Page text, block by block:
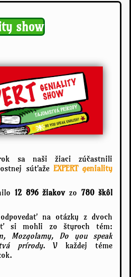
show
sa naši žiaci zúčastnili
súťaže EXPERT geniality
12 896 žiakov zo 780 škôl
na otázky z dvoch
si mohli zo štyroch tém:
Mozgolamy, Do you speak
prírody. V každej téme